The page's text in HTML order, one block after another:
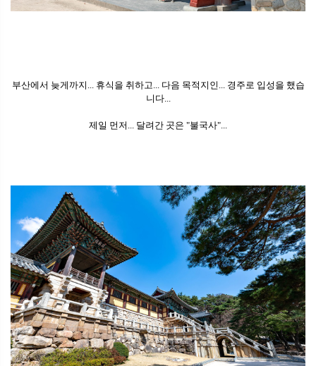
부산에서 늦게까지... 휴식을 취하고... 다음 목적지인... 경주로 입성을 했습
니다...
제일 먼저... 달려간 곳은 "불국사"...